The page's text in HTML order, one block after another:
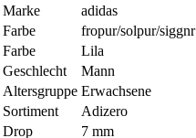
Marke
adidas
Farbe
fropur/solpur/siggnr
Farbe
Lila
Geschlecht
Mann
Altersgruppe Erwachsene
Sortiment
Adizero
Drop
7 mm